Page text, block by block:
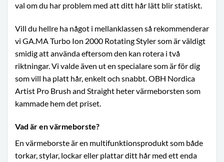
val om du har problem med att ditt hår lätt blir statiskt.
Vill du hellre ha något i mellanklassen så rekommenderar
vi GA.MA Turbo Ion 2000 Rotating Styler som är väldigt
smidig att använda eftersom den kan rotera i två
riktningar. Vi valde även ut en specialare som är för dig
som vill ha platt hår, enkelt och snabbt. OBH Nordica
Artist Pro Brush and Straight heter värmeborsten som
kammade hem det priset.
Vad är en värmeborste?
En värmeborste är en multifunktionsprodukt som både
torkar, stylar, lockar eller plattar ditt hår med ett enda